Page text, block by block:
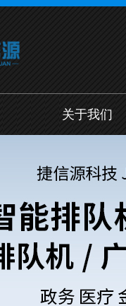
关于我们